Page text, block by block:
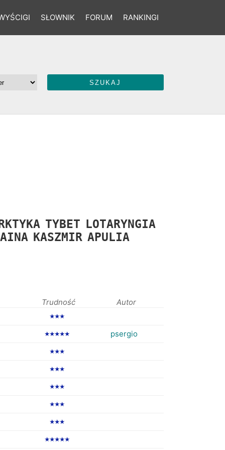
SŁOWNIK FORUM RANKINGI
TYBET LOTARYNGIA
KASZMIR APULIA
Trudność Autor
★★★
★★★★★ psergio
★★★
★★★
★★★
★★★
★★★
★★★★★